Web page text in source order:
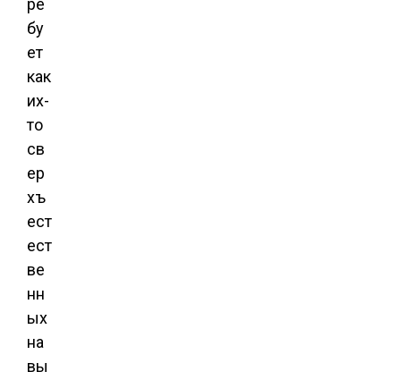
ре
бу
ет
как
их-
то
св
ер
хъ
ест
ест
ве
нн
ых
на
вы